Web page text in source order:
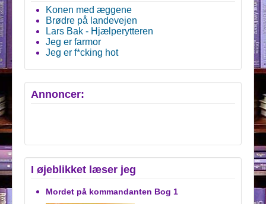
Konen med æggene
Brødre på landevejen
Lars Bak - Hjælperytteren
Jeg er farmor
Jeg er f*cking hot
Annoncer:
I øjeblikket læser jeg
Mordet på kommandanten Bog 1